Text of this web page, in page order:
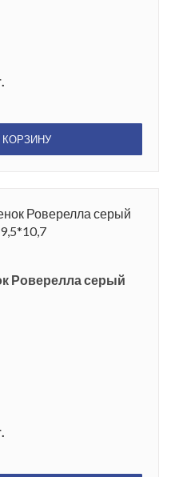
Роверелла серый